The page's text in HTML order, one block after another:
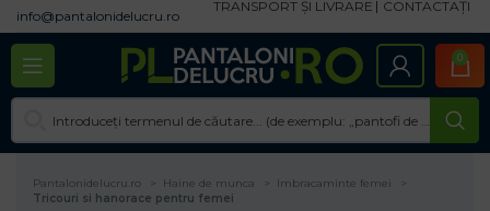
info@pantalonidelucru.ro
TRANSPORT ȘI LIVRARE CONTACTAȚI
0
Pantalonidelucru.ro Haine de munca
Imbracaminte femei
Tricouri si hanorace pentru femei